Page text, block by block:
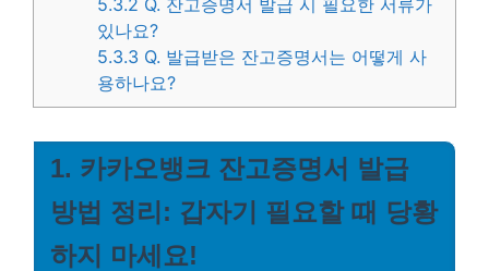
5.3.2 Q. 잔고증명서 발급 시 필요한 서류가
있나요?
5.3.3 Q. 발급받은 잔고증명서는 어떻게 사
용하나요?
1. 카카오뱅크 잔고증명서 발급
방법 정리: 갑자기 필요할 때 당황
하지 마세요!